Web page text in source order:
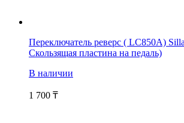
Переключатель реверс ( LC850A)
Скользящая пластина на педаль)
В наличии
1 700 ₸